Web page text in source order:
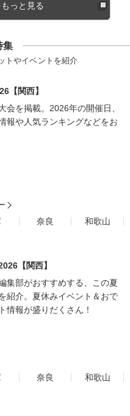
っと見る
集
トやイベントを紹介
【関西】
会を掲載。2026年の開催日、
報や人気ランキングなどをお
奈良
和歌山
【関西】
集部がおすすめする、この夏
紹介。夏休みイベント＆おで
情報が盛りだくさん！
奈良
和歌山